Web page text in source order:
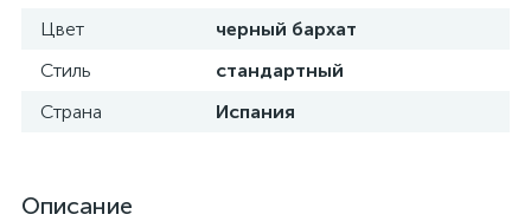
Цвет
черный бархат
Стиль
стандартный
Страна
Испания
Описание